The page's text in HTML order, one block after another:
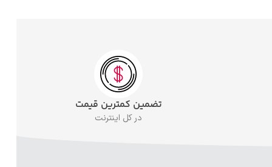
تضمین کمترین قیمت
در کل اینترنت